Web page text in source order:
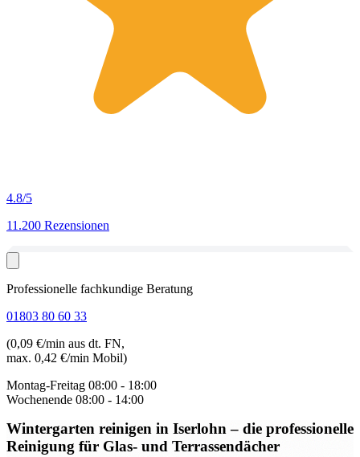
4.8/5
11.200 Rezensionen
Professionelle fachkundige Beratung
01803 80 60 33
(0,09 €/min aus dt. FN,
max. 0,42 €/min Mobil)
Montag-Freitag 08:00 - 18:00
Wochenende 08:00 - 14:00
Wintergarten reinigen in Iserlohn– die professionelle
Reinigung für Glas- und Terrassendächer